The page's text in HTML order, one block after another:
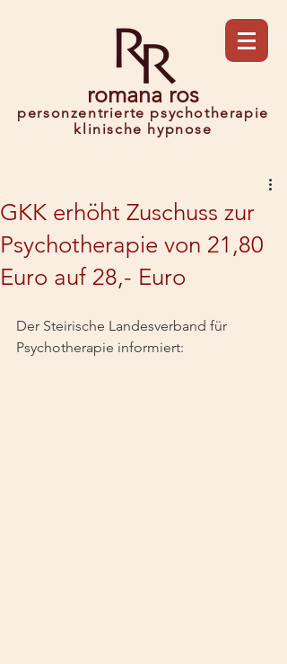
romana ros
personzentrierte psychotherapie
klinische hypnose
GKK erhöht Zuschuss zur
Psychotherapie von 21,80
Euro auf 28,- Euro
Der Steirische Landesverband für
Psychotherapie informiert: